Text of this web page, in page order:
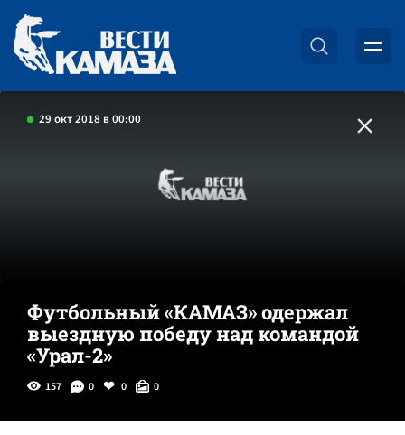
29 окт 2018 в 00:00
Футбольный «КАМАЗ» одержал
выездную победу над командой
«Урал-2»
157 0 0 0